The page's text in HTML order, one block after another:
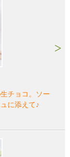
チョコ。ソー
に添えて♪